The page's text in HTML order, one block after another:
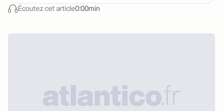
Écoutez cet article0:00min